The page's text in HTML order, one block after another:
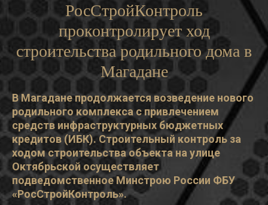
РосСтройКонтроль
проконтролирует ход
строительства родильного дома в
Магадане
В Магадане продолжается возведение нового
родильного комплекса с привлечением
средств инфраструктурных бюджетных
кредитов (ИБК). Строительный контроль за
ходом строительства объекта на улице
Октябрьской осуществляет
подведомственное Минстрою России ФБУ
«РосСтройКонтроль».